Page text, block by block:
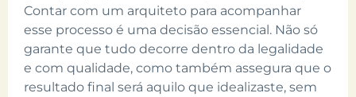
Contar com um arquiteto para acompanhar
esse processo é uma decisão essencial. Não só
garante que tudo decorre dentro da legalidade
e com qualidade, como também assegura que o
resultado final será aquilo que idealizaste, sem